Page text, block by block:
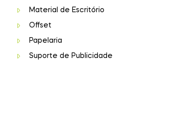
Material de Escritório
Offset
Papelaria
Suporte de Publicidade